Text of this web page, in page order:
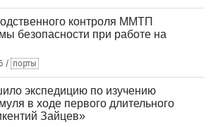
контроля ММТП
безопасности при работе на
/ порты
экспедицию по изучению
в ходе первого длительного
Зайцев»